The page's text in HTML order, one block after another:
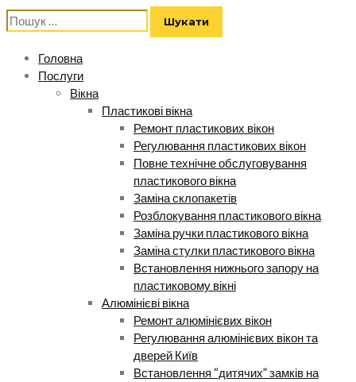
Пошук:
Головна
Послуги
Вікна
Пластикові вікна
Ремонт пластикових вікон
Регулювання пластикових вікон
Повне технічне обслуговування
пластикового вікна
Заміна склопакетів
Розблокування пластикового вікна
Заміна ручки пластикового вікна
Заміна стулки пластикового вікна
Встановлення нижнього запору на
пластиковому вікні
Алюмінієві вікна
Ремонт алюмінієвих вікон
Регулювання алюмінієвих вікон та
дверей Київ
Встановлення “дитячих” замків на